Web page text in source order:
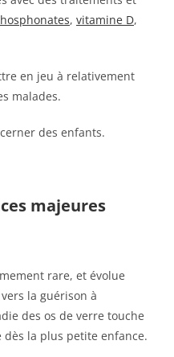
, vitamine D,
en jeu à relativement
malades.
des enfants.
majeures
rare, et évolue
la guérison à
des os de verre touche
la plus petite enfance.